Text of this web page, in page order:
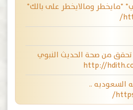
*مايخطر ومالايخطر على بالك*
من صحة الحديث النبوي
السعوديه ..